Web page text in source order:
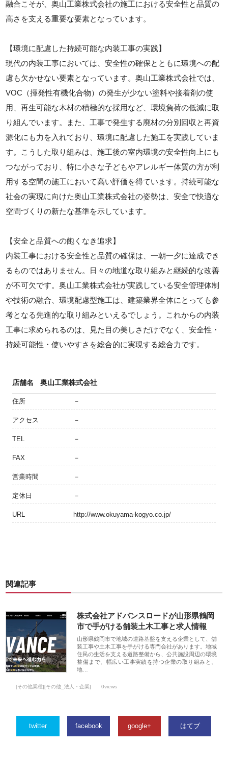
融合こそが、奥山工業株式会社の施工における安全性と品質の
高さを支える重要な要素となっています。
【環境に配慮した持続可能な内装工事の実践】
現代の内装工事においては、安全性の確保とともに環境への配
慮も欠かせない要素となっています。奥山工業株式会社では、
VOC（揮発性有機化合物）の発生が少ない塗料や接着剤の使
用、再生可能な木材の積極的な採用など、環境負荷の低減に取
り組んでいます。また、工事で発生する廃材の分別回収と再資
源化にも力を入れており、環境に配慮した施工を実践していま
す。こうした取り組みは、施工後の室内環境の安全性向上にも
つながっており、特に小さな子どもやアレルギー体質の方が利
用する空間の施工において高い評価を得ています。持続可能な
社会の実現に向けた奥山工業株式会社の姿勢は、安全で快適な
空間づくりの新たな基準を示しています。
【安全と品質への飽くなき追求】
内装工事における安全性と品質の確保は、一朝一夕に達成でき
るものではありません。日々の地道な取り組みと継続的な改善
が不可欠です。奥山工業株式会社が実践している安全管理体制
や技術の融合、環境配慮型施工は、建築業界全体にとっても参
考となる先進的な取り組みといえるでしょう。これからの内装
工事に求められるのは、見た目の美しさだけでなく、安全性・
持続可能性・使いやすさを総合的に実現する総合力です。
店舗名 奥山工業株式会社
住所 －
アクセス －
TEL －
FAX －
営業時間 －
定休日 －
URL http://www.okuyama-kogyo.co.jp/
関連記事
株式会社アドバンスロードが山形県鶴岡
市で手がける舗装土木工事と求人情報
山形県鶴岡市で地域の道路基盤を支える企業として、舗
装工事や土木工事を手がける専門会社があります。地域
住民の生活を支える道路整備から、公共施設周辺の環境
整備まで、幅広い工事実績を持つ企業の取り組みと、
地…
[その他業種][その他_法人・企業] 0views
twitter facebook google+ はてブ